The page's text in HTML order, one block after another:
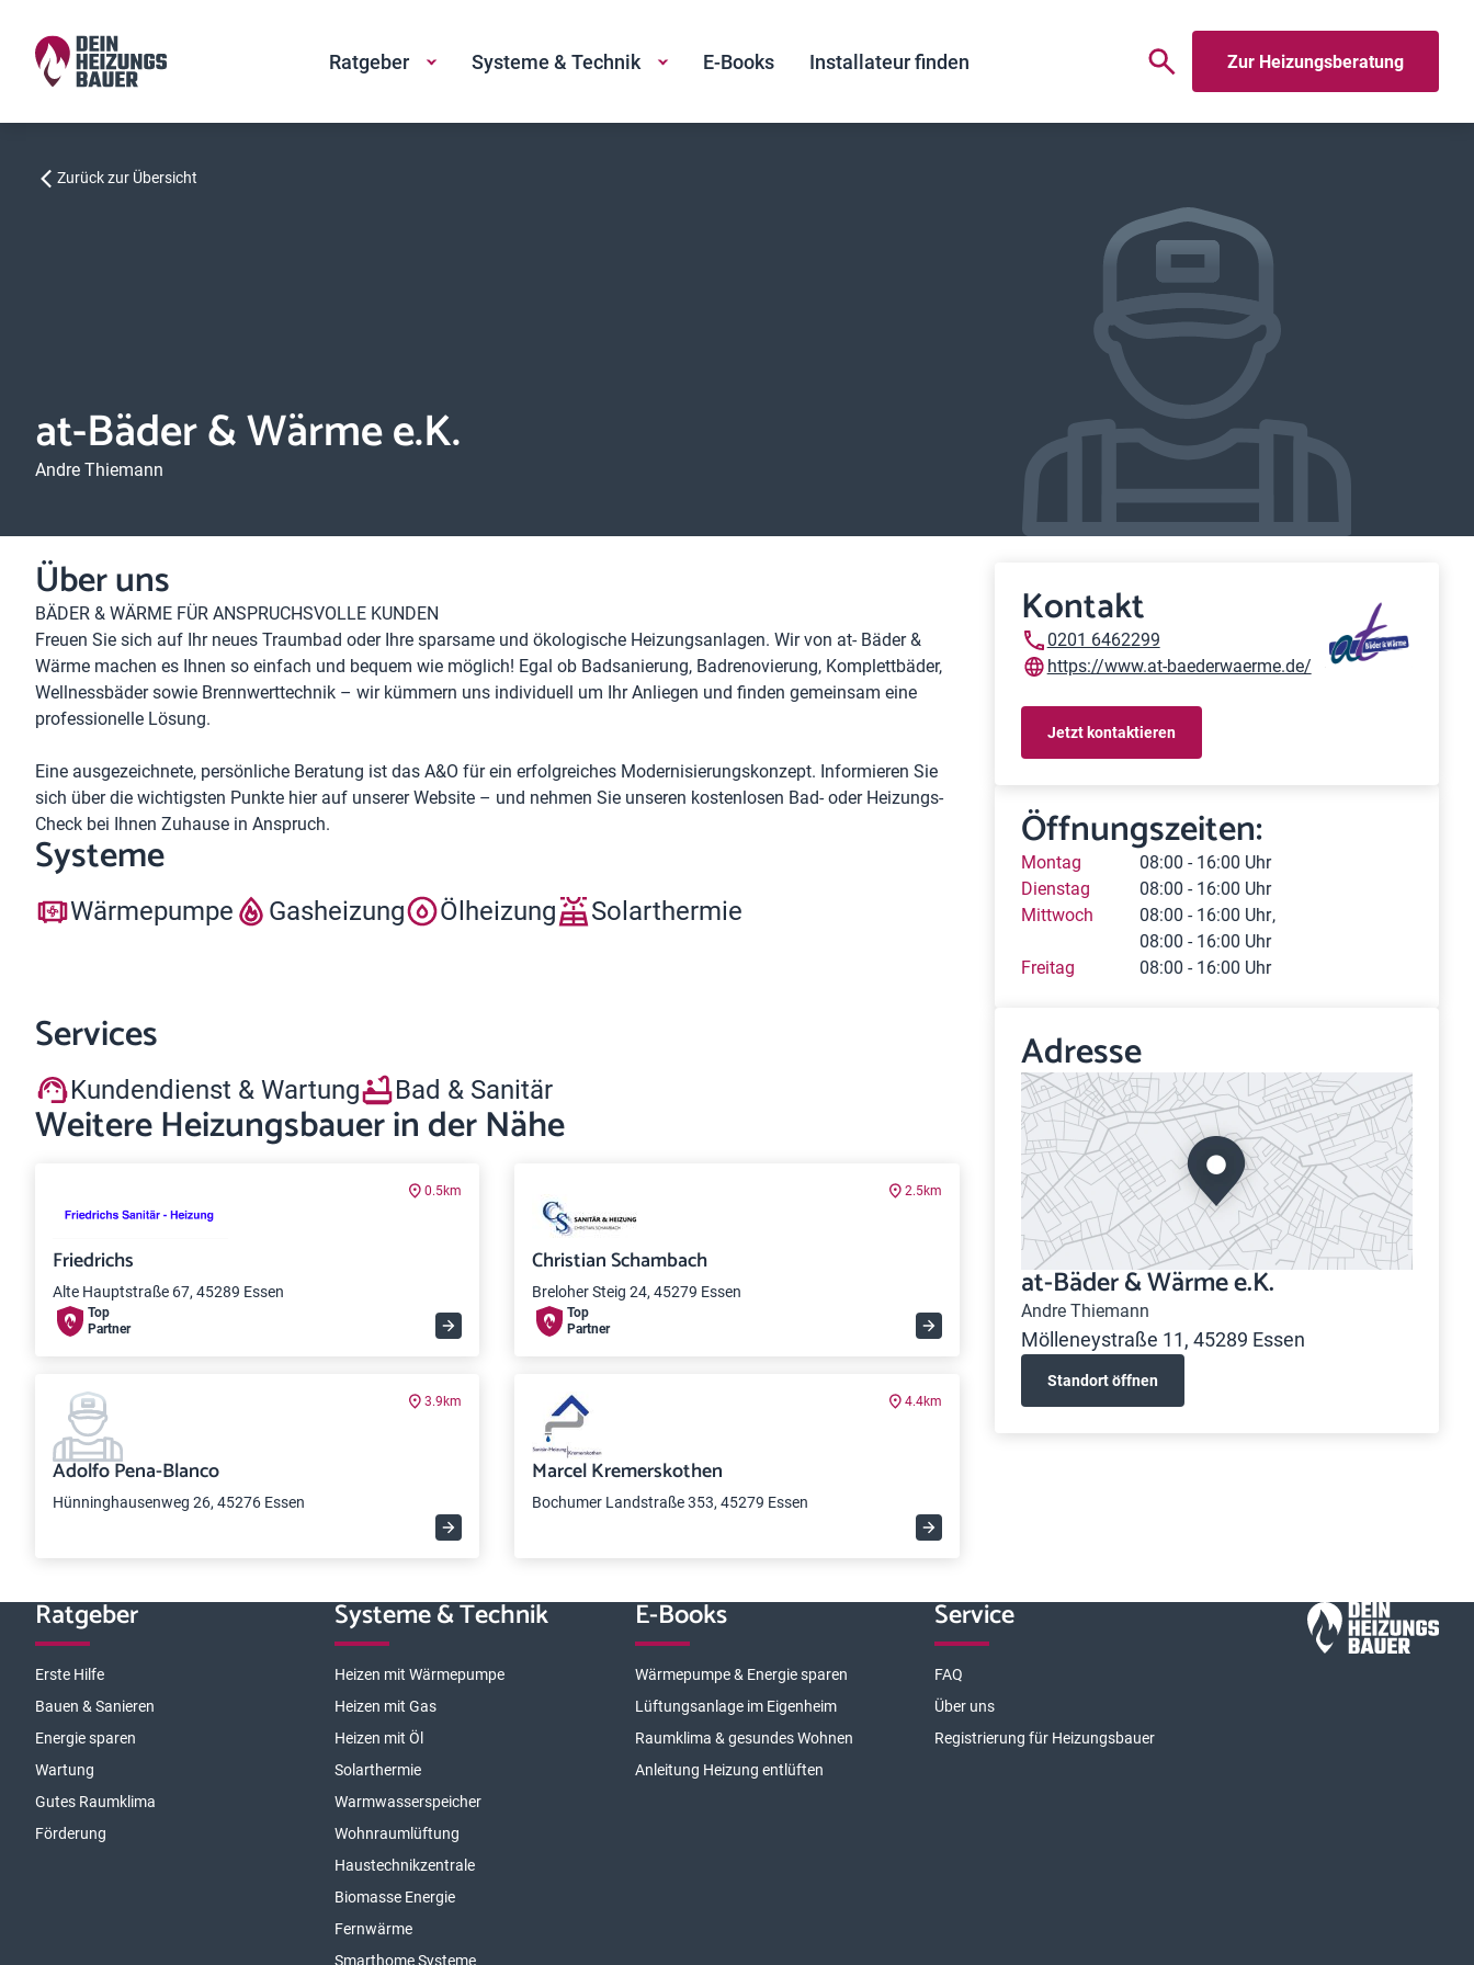
Ratgeber Systeme & Technik E-Books Installateur finden Zur Heizungsberatung
Zurück zur Übersicht
at-Bäder & Wärme e.K.
Andre Thiemann
Über uns
BÄDER & WÄRME FÜR ANSPRUCHSVOLLE KUNDEN
Freuen Sie sich auf Ihr neues Traumbad oder Ihre sparsame und ökologische Heizungsanlagen. Wir von at- Bäder &
Wärme machen es Ihnen so einfach und bequem wie möglich! Egal ob Badsanierung, Badrenovierung, Komplettbäder,
Wellnessbäder sowie Brennwerttechnik – wir kümmern uns individuell um Ihr Anliegen und finden gemeinsam eine
professionelle Lösung.
Eine ausgezeichnete, persönliche Beratung ist das A&O für ein erfolgreiches Modernisierungskonzept. Informieren Sie
sich über die wichtigsten Punkte hier auf unserer Website – und nehmen Sie unseren kostenlosen Bad- oder Heizungs-
Check bei Ihnen Zuhause in Anspruch.
Systeme
Wärmepumpe Gasheizung Ölheizung Solarthermie
Services
Kundendienst & Wartung Bad & Sanitär
Weitere Heizungsbauer in der Nähe
0.5km
Friedrichs
Alte Hauptstraße 67, 45289 Essen
Top
Partner
2.5km
Christian Schambach
Breloher Steig 24, 45279 Essen
Top
Partner
3.9km
Adolfo Pena-Blanco
Hünninghausenweg 26, 45276 Essen
4.4km
Marcel Kremerskothen
Bochumer Landstraße 353, 45279 Essen
Kontakt
0201 6462299
https://www.at-baederwaerme.de/
Jetzt kontaktieren
Öffnungszeiten:
Montag
08:00 - 16:00 Uhr
Dienstag
08:00 - 16:00 Uhr
Mittwoch
08:00 - 16:00 Uhr
08:00 - 16:00 Uhr
Freitag
08:00 - 16:00 Uhr
Adresse
at-Bäder & Wärme e.K.
Andre Thiemann
Mölleneystraße 11, 45289 Essen
Standort öffnen
Ratgeber
Erste Hilfe
Bauen & Sanieren
Energie sparen
Wartung
Gutes Raumklima
Förderung
Systeme & Technik
Heizen mit Wärmepumpe
Heizen mit Gas
Heizen mit Öl
Solarthermie
Warmwasserspeicher
Wohnraumlüftung
Haustechnikzentrale
Biomasse Energie
Fernwärme
Smarthome Systeme
E-Books
Wärmepumpe & Energie sparen
Lüftungsanlage im Eigenheim
Raumklima & gesundes Wohnen
Anleitung Heizung entlüften
Service
FAQ
Über uns
Registrierung für Heizungsbauer